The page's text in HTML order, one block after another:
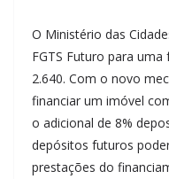
O Ministério das
FGTS Futuro para
2.640. Com o novo
financiar um imóvel
o adicional de 8%
depósitos futuros
prestações do